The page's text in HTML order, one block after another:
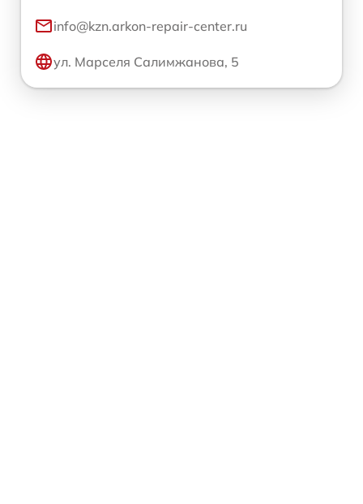
info@kzn.arkon-repair-center.ru
ул. Марселя Салимжанова, 5